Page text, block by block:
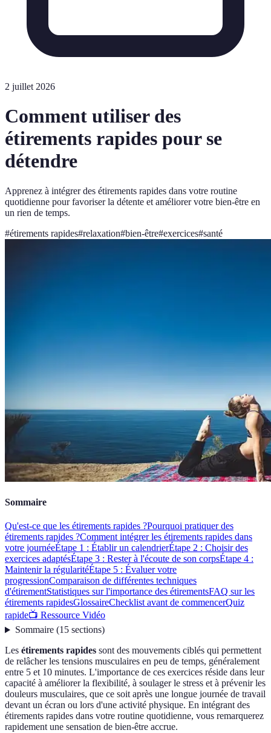
2 juillet 2026
Comment utiliser des
étirements rapides pour se
détendre
Apprenez à intégrer des étirements rapides dans votre routine
quotidienne pour favoriser la détente et améliorer votre bien-être en
un rien de temps.
#étirements rapides#relaxation#bien-être#exercices#santé
Sommaire
Qu'est-ce que les étirements rapides ?Pourquoi pratiquer des
étirements rapides ?Comment intégrer les étirements rapides dans
votre journéeÉtape 1 : Établir un calendrierÉtape 2 : Choisir des
exercices adaptésÉtape 3 : Rester à l'écoute de son corpsÉtape 4 :
Maintenir la régularitéÉtape 5 : Évaluer votre
progressionComparaison de différentes techniques
d'étirementStatistiques sur l'importance des étirementsFAQ sur les
étirements rapidesGlossaireChecklist avant de commencerQuiz
rapide📺 Ressource Vidéo
Sommaire(15 sections)
Les étirements rapides sont des mouvements ciblés qui permettent
de relâcher les tensions musculaires en peu de temps, généralement
entre 5 et 10 minutes. L'importance de ces exercices réside dans leur
capacité à améliorer la flexibilité, à soulager le stress et à prévenir les
douleurs musculaires, que ce soit après une longue journée de travail
devant un écran ou lors d'une activité physique. En intégrant des
étirements rapides dans votre routine quotidienne, vous remarquerez
rapidement une sensation de bien-être accrue.